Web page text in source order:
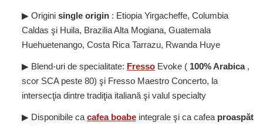
▶ Origini single origin : Etiopia Yirgacheffe, Columbia
Caldas şi Huila, Brazilia Alta Mogiana, Guatemala
Huehuetenango, Costa Rica Tarrazu, Rwanda Huye
▶ Blend-uri de specialitate: Fresso Evoke ( 100% Arabica,
scor SCA peste 80) şi Fresso Maestro Concerto, la
intersecţia dintre tradiţia italiană şi valul specialty
▶ Disponibile cacafea boabe integrale şi ca cafea proaspăt